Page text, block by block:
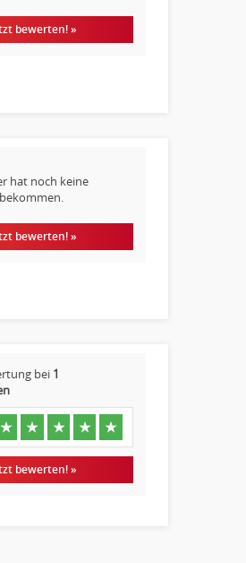
bewerten! »
hat noch keine
bewerten! »
bei 1
★ ★ ★ ★ ★
bewerten! »